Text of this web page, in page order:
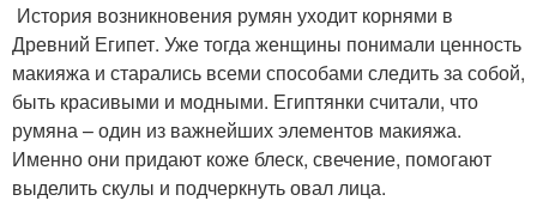
История возникновения румян уходит корнями в
Древний Египет. Уже тогда женщины понимали ценность
макияжа и старались всеми способами следить за собой,
быть красивыми и модными. Египтянки считали, что
румяна – один из важнейших элементов макияжа.
Именно они придают коже блеск, свечение, помогают
выделить скулы и подчеркнуть овал лица.